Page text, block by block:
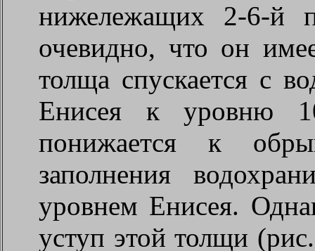
нижележащих 2-6-й
очевидно, что он
толща спускается с
Енисея к уровню
понижается к
заполнения
уровнем Енисея.
уступ этой толщи